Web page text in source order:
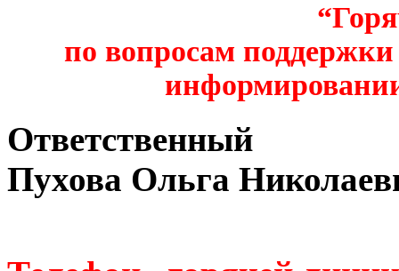
по вопросам поддержки
Ответственный
Пухова Ольга